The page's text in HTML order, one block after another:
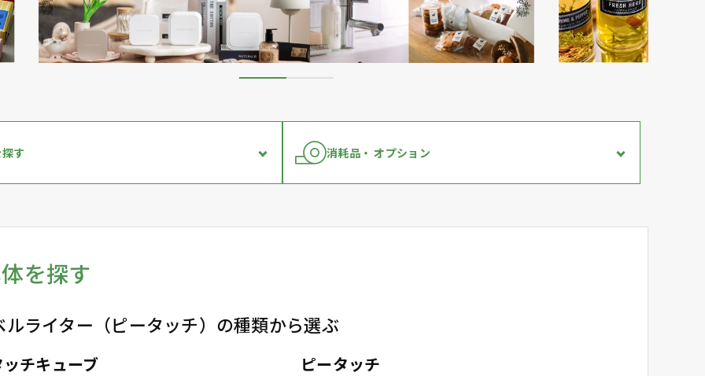
す 消耗品・ オプション
を探す
ルライター（ピータッチ）の種類から選ぶ
チキューブ ピータッチ